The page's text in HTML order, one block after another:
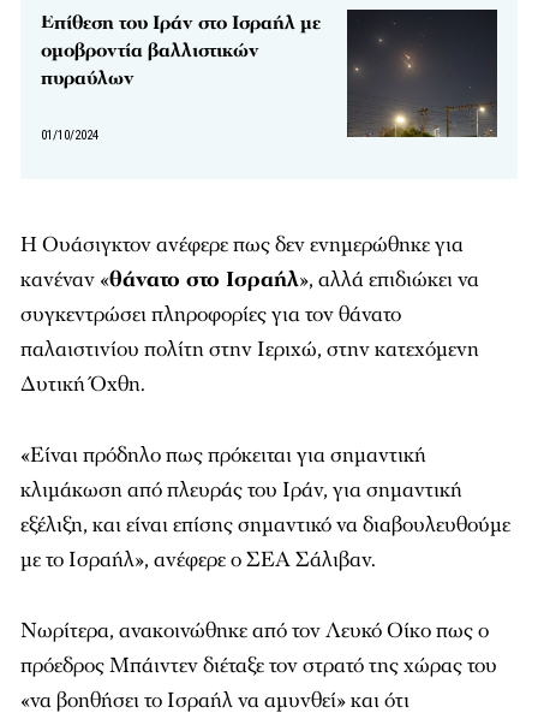
Επίθεση του Ιράν στο Ισραήλ με
ομοβροντία βαλλιστικών
πυραύλων
01/10/2024
Η Ουάσιγκτον ανέφερε πως δεν ενημερώθηκε για
κανέναν «θάνατο στο Ισραήλ», αλλά επιδιώκει να
συγκεντρώσει πληροφορίες για τον θάνατο
παλαιστινίου πολίτη στην Ιεριχώ, στην κατεχόμενη
Δυτική Όχθη.
«Είναι πρόδηλο πως πρόκειται για σημαντική
κλιμάκωση από πλευράς του Ιράν, για σημαντική
εξέλιξη, και είναι επίσης σημαντικό να διαβουλευθούμε
με το Ισραήλ», ανέφερε ο ΣΕΑ Σάλιβαν.
Νωρίτερα, ανακοινώθηκε από τον Λευκό Οίκο πως ο
πρόεδρος Μπάιντεν διέταξε τον στρατό της χώρας του
«να βοηθήσει το Ισραήλ να αμυνθεί» και ότι